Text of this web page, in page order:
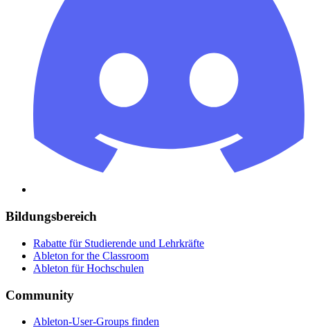
Bildungsbereich
Rabatte für Studierende und Lehrkräfte
Ableton for the Classroom
Ableton für Hochschulen
Community
Ableton-User-Groups finden